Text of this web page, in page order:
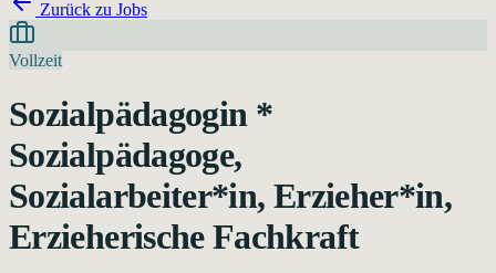
Zurück zu Jobs
Vollzeit
Sozialpädagogin *
Sozialpädagoge,
Sozialarbeiter*in, Erzieher*in,
Erzieherische Fachkraft